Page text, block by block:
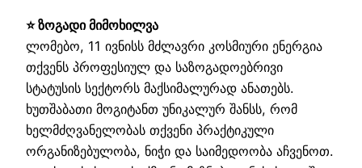
⭐ ზოგადი მიმოხილვა
ლომებო, 11 ივნისს მძლავრი კოსმიური ენერგია
თქვენს პროფესიულ და საზოგადოებრივი
სტატუსის სექტორს მაქსიმალურად ანათებს.
ხუთშაბათი მოგიტანთ უნიკალურ შანსს, რომ
ხელმძღვანელობას თქვენი პრაქტიკული
ორგანიზებულობა, ნიჭი და საიმედოობა აჩვენოთ.